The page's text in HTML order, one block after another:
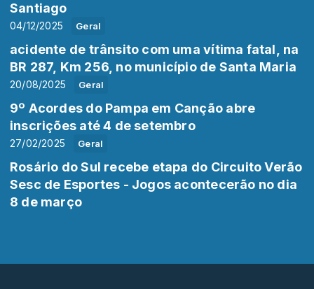
Santiago
Geral
04/12/2025
acidente de trânsito com uma vítima fatal, na
BR 287, Km 256, no município de Santa Maria
Geral
20/08/2025
9º Acordes do Pampa em Canção abre
inscrições até 4 de setembro
Geral
27/02/2025
Rosário do Sul recebe etapa do Circuito Verão
Sesc de Esportes - Jogos acontecerão no dia
8 de março